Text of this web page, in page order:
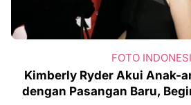
FOTO
Kimberly Ryder Akui Anak-
dengan Pasangan Baru,